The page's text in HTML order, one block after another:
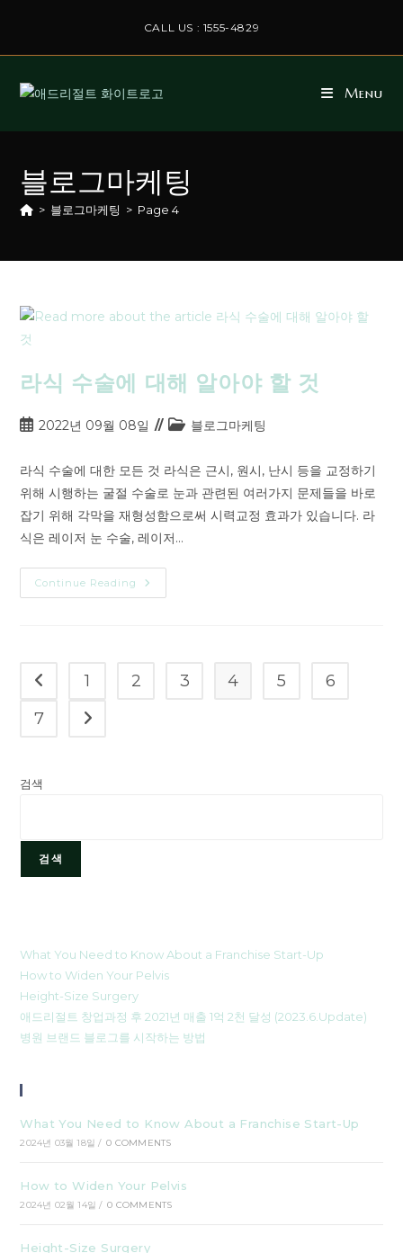
CALL US : 1555-4829
Menu
블로그마케팅
> 블로그마케팅 > Page 4
라식 수술에 대해 알아야 할 것
2022년 09월 08일 블로그마케팅
라식 수술에 대한 모든 것 라식은 근시, 원시, 난시 등을 교정하기
위해 시행하는 굴절 수술로 눈과 관련된 여러가지 문제들을 바로
잡기 위해 각막을 재형성함으로써 시력교정 효과가 있습니다. 라
식은 레이저 눈 수술, 레이저…
Continue Reading
1 2 3 4 5
6
7
검색
검색
What You Need to Know About a Franchise Start-Up
How to Widen Your Pelvis
Height-Size Surgery
애드리절트 창업과정 후 2021년 매출 1억 2천 달성 (2023.6.Update)
병원 브랜드 블로그를 시작하는 방법
What You Need to Know About a Franchise Start-Up
2024년 03월 18일 / 0 COMMENTS
How to Widen Your Pelvis
2024년 02월 14일 / 0 COMMENTS
Height-Size Surgery